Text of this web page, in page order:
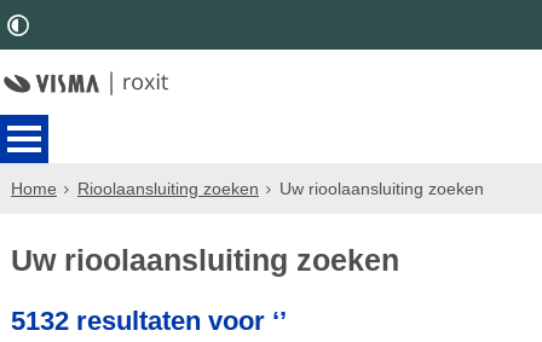
Home Rioolaansluiting zoeken Uw rioolaansluiting zoeken
Uw rioolaansluiting zoeken
5132 resultaten voor ‘’